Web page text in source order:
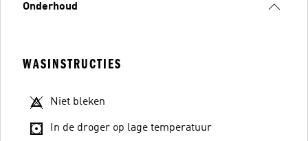
Onderhoud
WASINSTRUCTIES
Niet bleken
In de droger op lage temperatuur